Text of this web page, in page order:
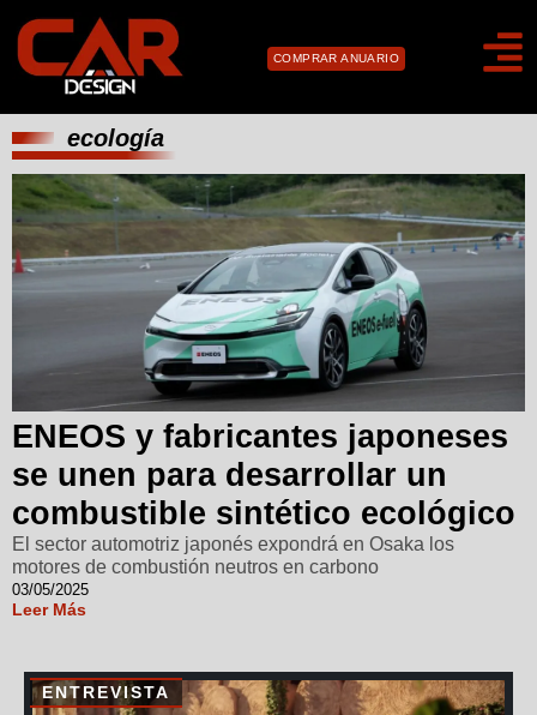
COMPRAR ANUARIO
ecología
ENEOS y fabricantes japoneses
se unen para desarrollar un
combustible sintético ecológico
El sector automotriz japonés expondrá en Osaka los
motores de combustión neutros en carbono
03/05/2025
Leer Más
ENTREVISTA